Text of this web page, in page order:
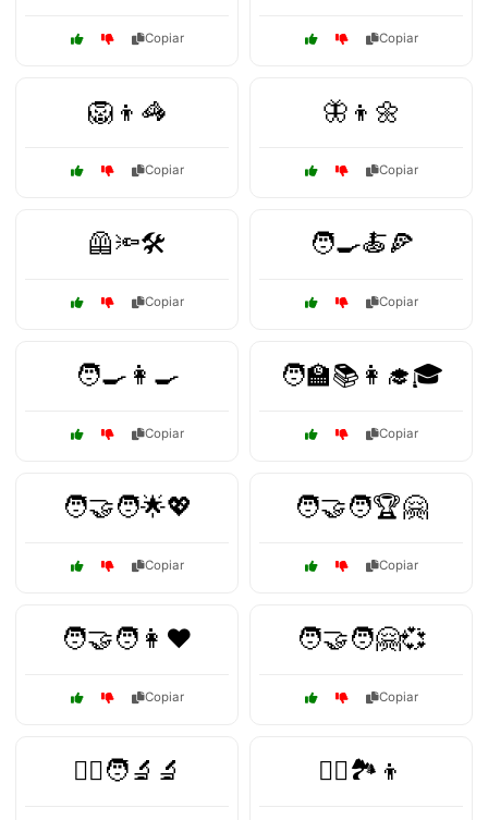
Copiar Copiar
🦁👦🦓
Copiar
🦋👦🌼
Copiar
🦺🔦🛠️
Copiar
🧑‍🍳🍝🍕
Copiar
🧑‍🍳👩🍳
Copiar
🧑‍🏫📚👩‍🎓🎓
Copiar
🧑‍🤝‍🧑🌟💖
Copiar
🧑‍🤝‍🧑🏆🤗
Copiar
🧑‍🤝‍🧑👩❤️
Copiar
🧑‍🤝‍🧑🤗💞
Copiar
🧑‍⚕️🧑‍🔬🔬 🧗‍♂️🏞️👦